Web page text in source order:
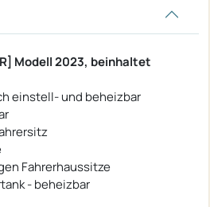
Modell 2023, beinhaltet
einstell- und beheizbar
Fahrerhaussitze
- beheizbar